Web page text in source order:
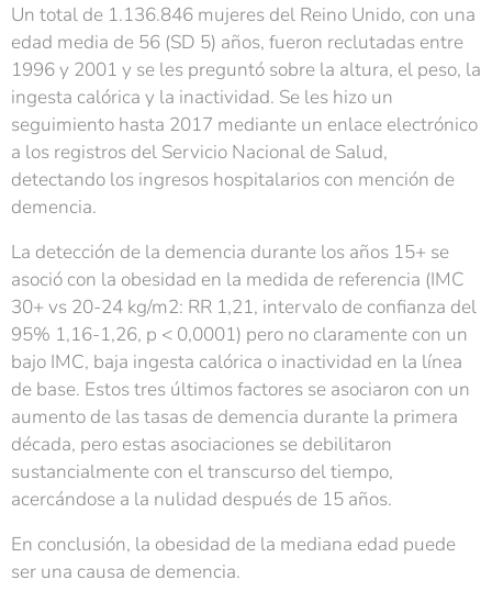
Un total de 1.136.846 mujeres del Reino Unido, con una
edad media de 56 (SD 5) años, fueron reclutadas entre
1996 y 2001 y se les preguntó sobre la altura, el peso, la
ingesta calórica y la inactividad. Se les hizo un
seguimiento hasta 2017 mediante un enlace electrónico
a los registros del Servicio Nacional de Salud,
detectando los ingresos hospitalarios con mención de
demencia.
La detección de la demencia durante los años 15+ se
asoció con la obesidad en la medida de referencia (IMC
30+ vs 20-24 kg/m2: RR 1,21, intervalo de confianza del
95% 1,16-1,26, p < 0,0001) pero no claramente con un
bajo IMC, baja ingesta calórica o inactividad en la línea
de base. Estos tres últimos factores se asociaron con un
aumento de las tasas de demencia durante la primera
década, pero estas asociaciones se debilitaron
sustancialmente con el transcurso del tiempo,
acercándose a la nulidad después de 15 años.
En conclusión, la obesidad de la mediana edad puede
ser una causa de demencia.